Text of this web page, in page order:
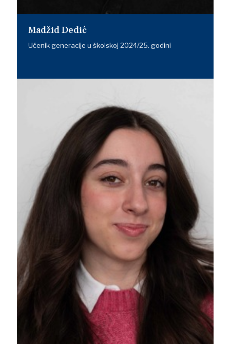
Madžid Dedić
Učenik generacije u školskoj 2024/25. godini